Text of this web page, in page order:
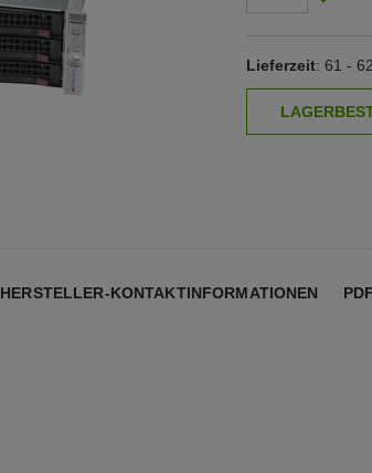
Lieferzeit: 61 -
HERSTELLER-KONTAKTINFORMATIONEN